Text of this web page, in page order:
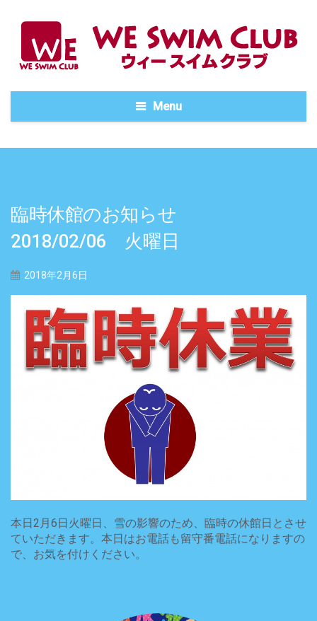
Menu
臨時休館のお知らせ
2018/02/06 火曜日
2018年2月6日
本日2月6日火曜日、雪の影響のため、臨時の休館日とさせ
ていただきます。本日はお電話も留守番電話になりますの
で、お気を付けください。